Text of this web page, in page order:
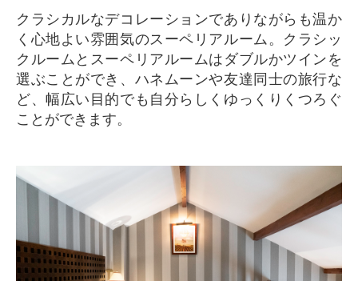
クラシカルなデコレーションでありながらも温か
く心地よい雰囲気のスーペリアルーム。クラシッ
クルームとスーペリアルームはダブルかツインを
選ぶことができ、ハネムーンや友達同士の旅行な
ど、幅広い目的でも自分らしくゆっくりくつろぐ
ことができます。